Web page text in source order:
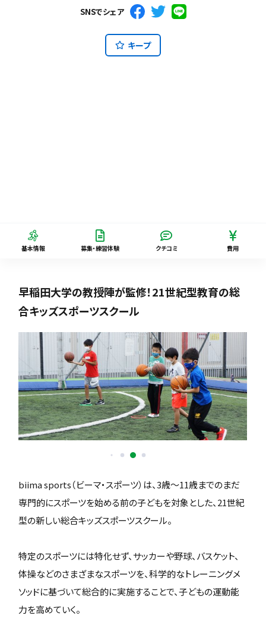
SNSでシェア
キープ
基本情報 募集・練習体験 クチコミ 費用
早稲田大学の教授陣が監修！21世紀型教育の総
合キッズスポーツスクール
biima sports（ビーマ・スポーツ）は、3歳〜11歳までのまだ
専門的にスポーツを始める前の子どもを対象とした、21世紀
型の新しい総合キッズスポーツスクール。
特定のスポーツには特化せず、サッカーや野球、バスケット、
体操などのさまざまなスポーツを、科学的なトレーニングメ
ソッドに基づいて総合的に実施することで、子どもの運動能
力を高めていく。